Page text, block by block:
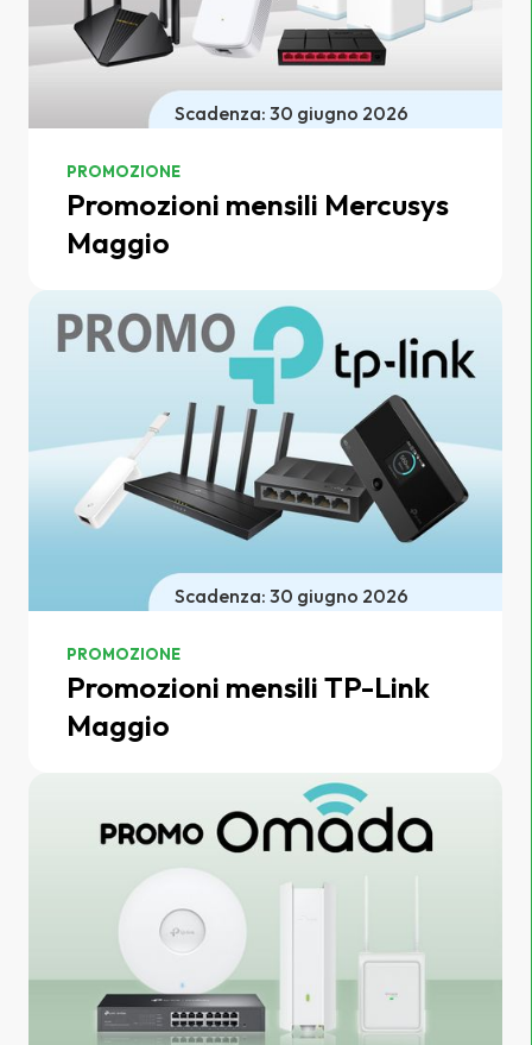
Scadenza: 30 giugno 2026
PROMOZIONE
Promozioni mensili Mercusys
Maggio
Scadenza: 30 giugno 2026
PROMOZIONE
Promozioni mensili TP-Link
Maggio